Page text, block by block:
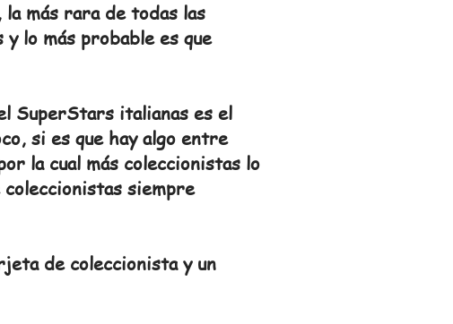
más rara de todas las
lo más probable es que
SuperStars italianas es el
si es que hay algo entre
la cual más coleccionistas lo
siempre
de coleccionista y un